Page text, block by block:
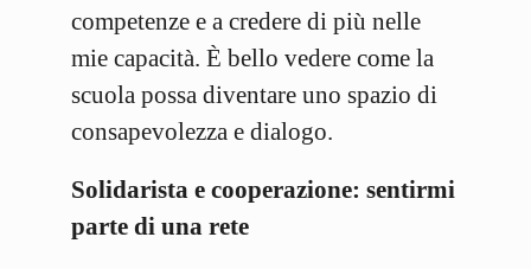
competenze e a credere di più nelle
mie capacità. È bello vedere come la
scuola possa diventare uno spazio di
consapevolezza e dialogo.
Solidarista e cooperazione: sentirmi
parte di una rete